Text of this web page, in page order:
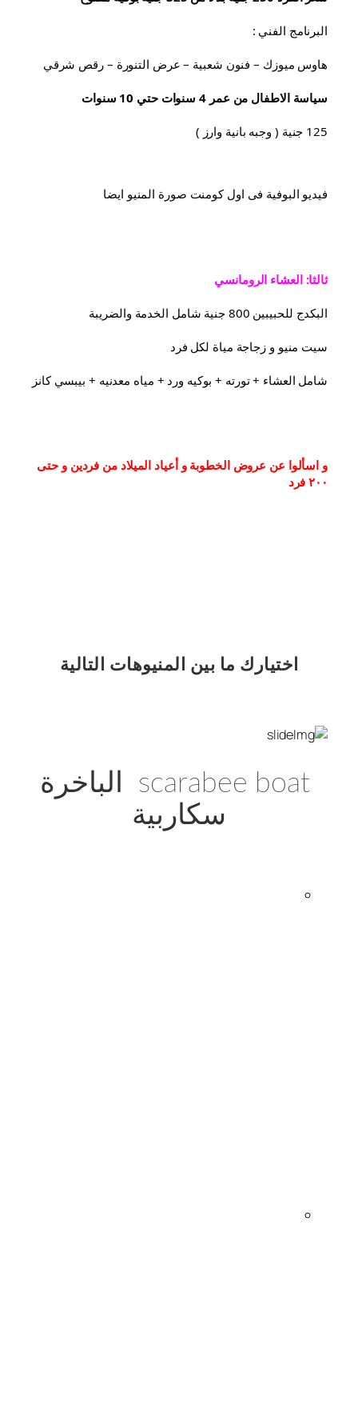
البرنامج الفني :
هاوس ميوزك – فنون شعبية – عرض التنورة – رقص شرقي
سياسة الاطفال من عمر 4 سنوات حتي 10 سنوات
125 جنية ( وجبه بانية وارز )
فيديو البوفية فى اول كومنت صورة المنيو ايضا
ثالثا: العشاء الرومانسي
البكدج للحبيبين 800 جنية شامل الخدمة والضريبة
سيت منيو و زجاجة مياة لكل فرد
شامل العشاء⁦⁩ + تورته + بوكيه ورد + مياه معدنيه + بيبسي كانز
٢٠٠ فرد
اختيارك ما بين المنيوهات التالية
scarabee boat الباخرة
سكاربية